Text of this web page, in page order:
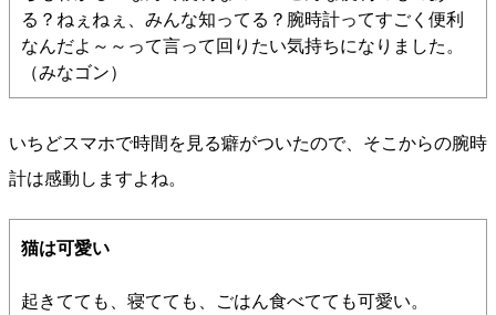
る？ねぇねぇ、みんな知ってる？腕時計ってすごく便利
なんだよ～～って言って回りたい気持ちになりました。
（みなゴン）
いちどスマホで時間を見る癖がついたので、そこからの腕時
計は感動しますよね。
猫は可愛い
起きてても、寝てても、ごはん食べてても可愛い。